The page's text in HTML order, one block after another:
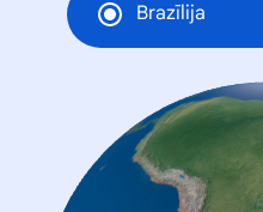
Brazīlija